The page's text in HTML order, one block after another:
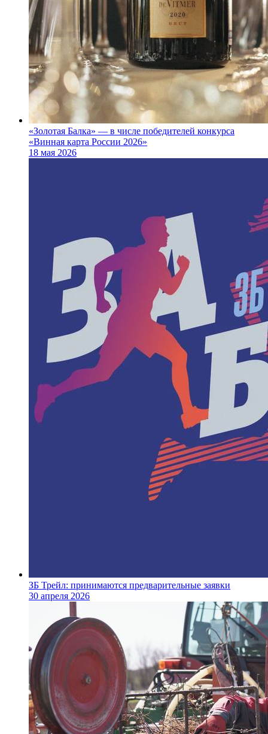
«Золотая Балка» — в числе победителей конкурса
«Винная карта России 2026»
18 мая 2026
ЗБ Трейл: принимаются предварительные заявки
30 апреля 2026